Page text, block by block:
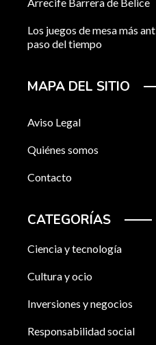
Los juegos de mesa más
paso del tiempo
MAPA DEL SITIO
Aviso Legal
Quiénes somos
Contacto
CATEGORÍAS
Ciencia y tecnología
Cultura y ocio
Inversiones y negocios
Responsabilidad social